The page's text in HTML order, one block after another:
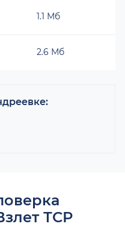
1.1 Мб
2.6 Мб
ТСР